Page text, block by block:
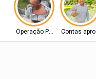
Operação PolicialContas